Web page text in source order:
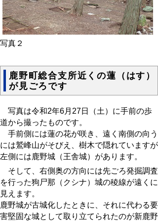
写真２
鹿野町総合支所近くの蓮（はす）
が見ごろです
写真は令和2年6月27日（土）に手前の歩
道から撮ったものです。
手前側には蓮の花が咲き、遠く南側の向う
には鷲峰山がそびえ、樹木で隠れていますが
左側には鹿野城（王舎城）があります。
そして、右側奥の方向には先ごろ発掘調査
を行った狗尸那（クシナ）城の稜線が遠くに
見えます。
鹿野城が古城化したときに、それに代わる要
害堅固な城として取り立てられたのが新鹿野